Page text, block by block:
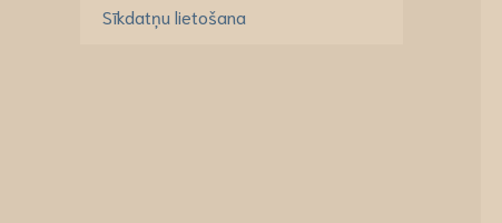
Sīkdatņu lietošana